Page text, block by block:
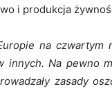
i produkcja
na czwartym
Na pewno
zasady